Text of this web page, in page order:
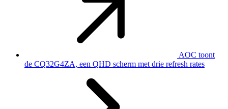
AOC toont
de CQ32G4ZA, een QHD scherm met drie refresh rates